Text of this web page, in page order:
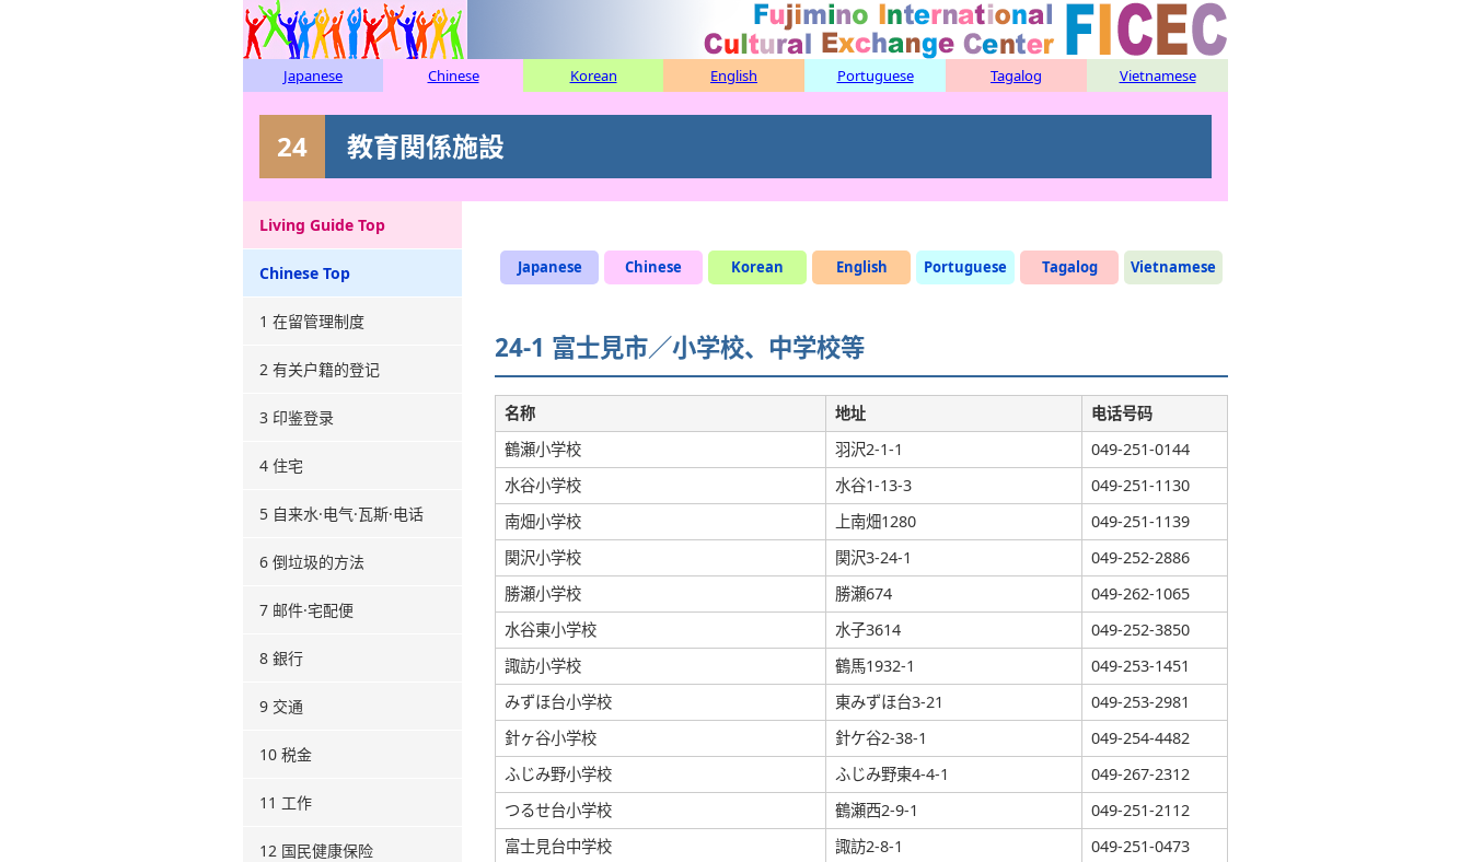
Japanese Chinese Korean English Portuguese Tagalog Vietnamese
24 教育関係施設
Living Guide Top
Chinese Top
1 在留管理制度
2 有关户籍的登记
3 印鉴登录
4 住宅
5 自来水·电气·瓦斯·电话
6 倒垃圾的方法
7 邮件·宅配便
8 銀行
9 交通
10 税金
11 工作
12 国民健康保险
Japanese Chinese Korean English Portuguese Tagalog Vietnamese
24-1 富士見市／小学校、中学校等
名称 地址
电话号码
鶴瀬小学校
羽沢2-1-1
049-251-0144
水谷小学校
水谷1-13-3
049-251-1130
南畑小学校
上南畑1280
049-251-1139
関沢小学校
関沢3-24-1
049-252-2886
勝瀬小学校
勝瀬674
049-262-1065
水谷東小学校
水子3614
049-252-3850
諏訪小学校
鶴馬1932-1
049-253-1451
みずほ台小学校
東みずほ台3-21
049-253-2981
針ヶ谷小学校
針ケ谷2-38-1
049-254-4482
ふじみ野小学校
ふじみ野東4-4-1
049-267-2312
つるせ台小学校
鶴瀬西2-9-1
049-251-2112
富士見台中学校
諏訪2-8-1
049-251-0473